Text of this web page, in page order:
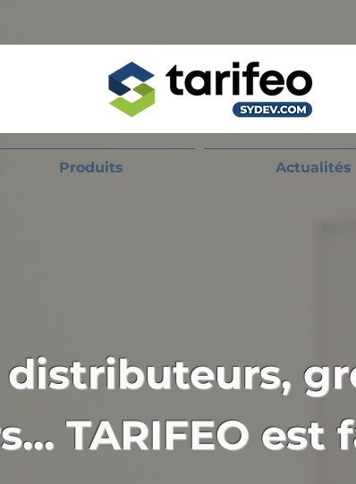
Produits Actualités
TARIFEO est